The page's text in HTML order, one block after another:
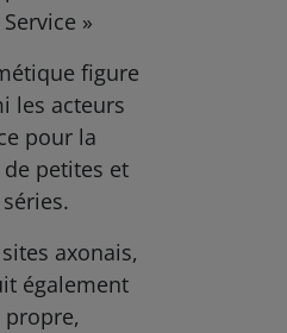
»
figure
les acteurs
pour la
petites et
axonais,
également